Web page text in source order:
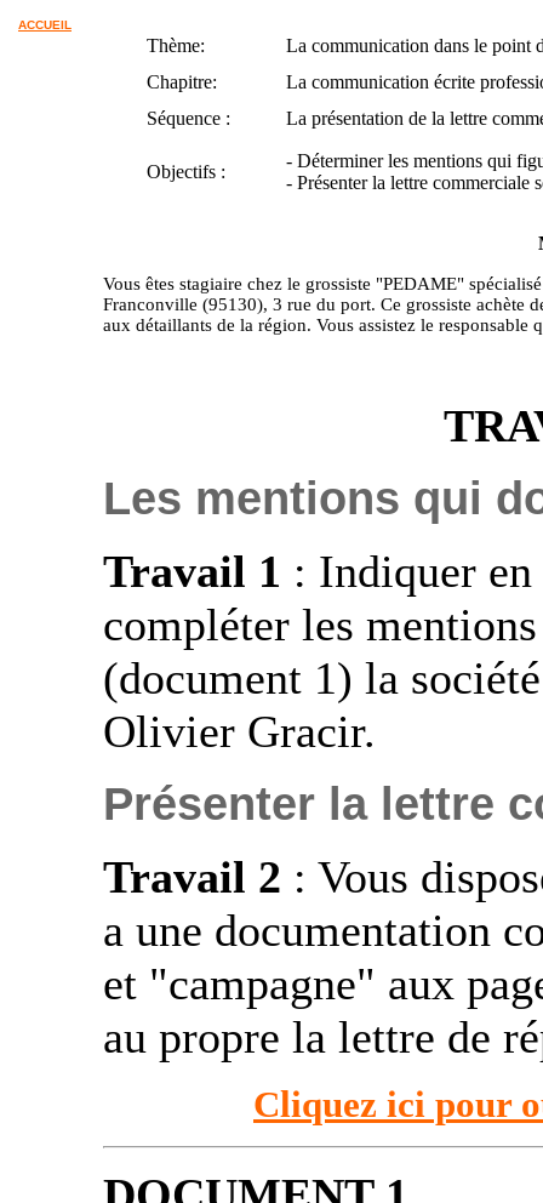
ACCUEIL
Thème:
La communication dans le point
Chapitre:
La communication écrite
Séquence :
La présentation de la lettre
Objectifs :
- Déterminer les mentions qui
- Présenter la lettre commerciale
Vous êtes stagiaire chez le grossiste "PEDAME"
Franconville (95130), 3 rue du port. Ce grossiste achète
aux détaillants de la région. Vous assistez le responsable
Les mentions qui
Travail 1 : Indiquer
compléter les
(document 1) la
Olivier Gracir.
Présenter la lettre
Travail 2 : Vous
a une documentation
et "campagne" aux
au propre la lettre de
Cliquez ici pour